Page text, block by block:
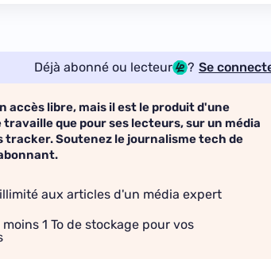
Déjà abonné ou lecteur ? Se
accès libre, mais il est le produit d'une
que pour ses lecteurs, sur un média
tracker. Soutenez le journalisme tech de
aux articles d'un média expert
1 To de stockage pour vos